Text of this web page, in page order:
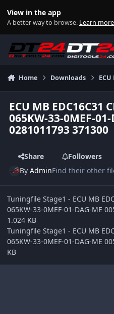
View in the app
A better way to browse. Learn more
Home Downloads
ECU MB EDC16C31
065KW-33-0MEF-
0281011793 371300
Share
Followers
ByAdminFind their other
Tuningfile Stage1 - ECU MB
065KW-33-0MEF-01-DAG-ME
1.024 KB
Tuningfile Stage1 - ECU MB
065KW-33-0MEF-01-DAG-ME
KB